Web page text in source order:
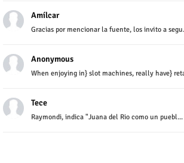
Amílcar
Gracias por mencionar la fuente, los invito a
Anonymous
When enjoying in} slot machines, really have}
Tece
Raymondi, indica "Juana del Rio como un puebl...